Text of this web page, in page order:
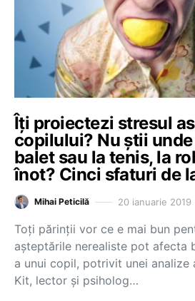
Îți proiectezi stresul
copilului? Nu știi unde
balet sau la tenis, la
înot? Cinci sfaturi de
Mihai Peticilă 20 ianuarie 2019
Toți părinții vor ce e mai bun
așteptările nerealiste pot afecta
a unui copil, potrivit unei analize
Kit, lector și psiholog…